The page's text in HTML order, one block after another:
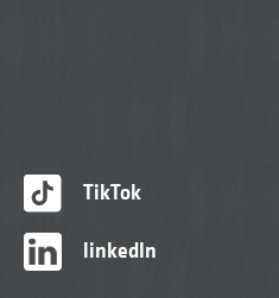
TikTok
linkedIn